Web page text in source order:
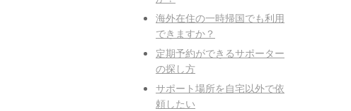
海外在住の一時帰国でも利用
できますか？
定期予約ができるサポーター
の探し方
サポート場所を自宅以外で依
頼したい